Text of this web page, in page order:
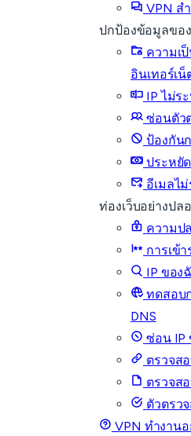
VPN ส
ปกป้องข้อมูลขอ
ความเ
อินเทอร์เน็
IP ไม่ร
ซ่อนตัว
ป้องกัน
ประหยั
อีเมลไ
ท่องเว็บอย่างปล
ความป
การเข้
IP ของ
ทดสอบ
DNS
ซ่อน IP
ตรวจส
ตรวจส
ตัวตรว
VPN ทำงานอ